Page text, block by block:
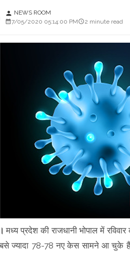
person NEWS ROOM
7/05/2020 05:14:00 PM
2 minute read
मध्य प्रदेश की राजधानी भोपाल में
ज्यादा 78-78 नए केस सामने आ चुके